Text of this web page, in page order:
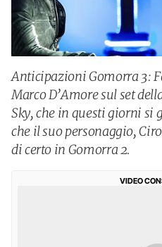
Anticipazioni Gomorra 3:
Marco D’Amore sul set
Sky, che in questi giorni si
che il suo personaggio,
di certo in Gomorra 2.
VIDEO